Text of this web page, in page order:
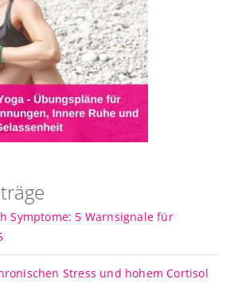
Symptome: 5 Warnsignale für
Stress und hohem Cortisol